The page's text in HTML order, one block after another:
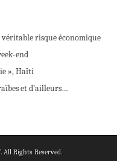
risque économique
end
», Haïti
et d’ailleurs…
. All Rights Reserved.